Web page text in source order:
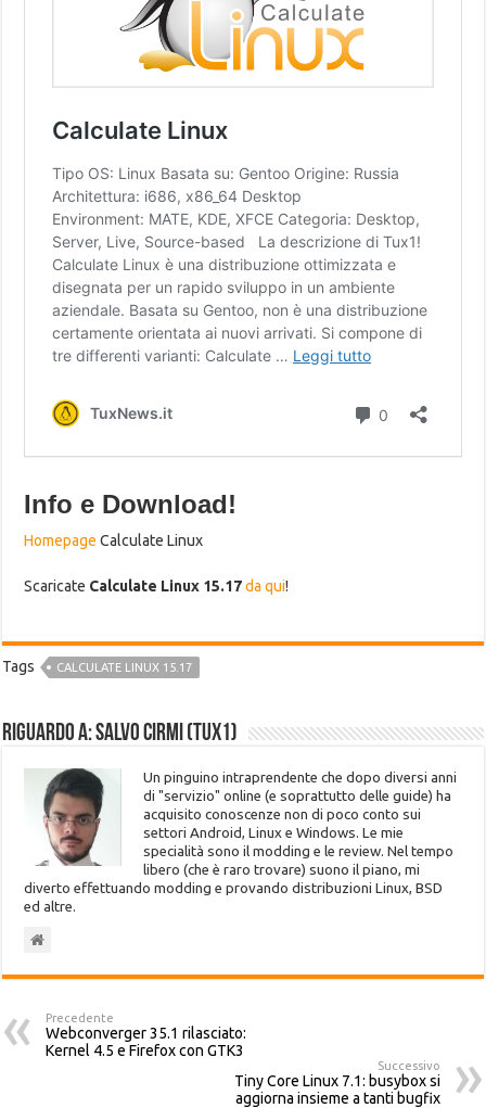
Info e Download!
Homepage Calculate Linux
Scaricate Calculate Linux 15.17 da qui!
Tags CALCULATE LINUX 15.17
Riguardo a: Salvo Cirmi (Tux1)
Un pinguino intraprendente che dopo diversi anni
di "servizio" online (e soprattutto delle guide) ha
acquisito conoscenze non di poco conto sui
settori Android, Linux e Windows. Le mie
specialità sono il modding e le review. Nel tempo
libero (che è raro trovare) suono il piano, mi
diverto effettuando modding e provando distribuzioni Linux, BSD
ed altre.
Precedente
Webconverger 35.1 rilasciato:
Kernel 4.5 e Firefox con GTK3
Successivo
Tiny Core Linux 7.1: busybox si
aggiorna insieme a tanti bugfix